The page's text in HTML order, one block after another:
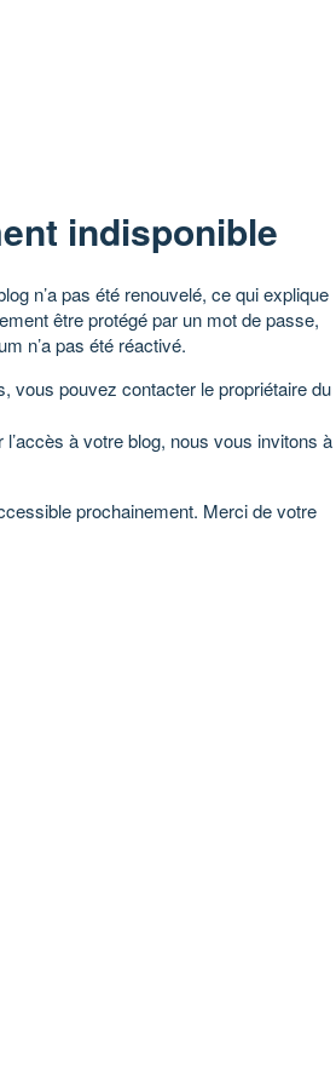
indisponible
n’a pas été renouvelé, ce qui explique
être protégé par un mot de passe,
n’a pas été réactivé.
vous pouvez contacter le propriétaire du
à votre blog, nous vous invitons à
prochainement. Merci de votre